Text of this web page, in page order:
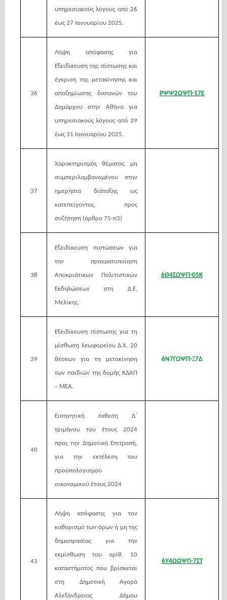
υπηρεσιακούς λόγους από 26
έως 27 Ιανουαρίου 2025.
36
Λήψη απόφασης για
Εξειδίκευση της πίστωσης και
έγκριση της μετακίνησης και
αποζημίωσης δαπανών του
Δημάρχου στην Αθήνα για
υπηρεσιακούς λόγους από 29
έως 31 Ιανουαρίου 2025.
ΡΨΨ2ΩΨΠ-17Ε
37
Χαρακτηρισμός θέματος, μη
συμπεριλαμβανομένου στην
ημερήσια διάταξης ως
κατεπείγοντος, προς
συζήτηση (άρθρο 75-π3)
38
Εξειδίκευση πιστώσεων για
την πραγματοποίηση
Αποκριάτικων Πολιτιστικών
Εκδηλώσεων στη Δ.Ε.
Μελίκης.
6Θ4ΣΩΨΠ-05Κ
39
Εξειδίκευση πίστωσης για τη
μίσθωση λεωφορείου Δ.Χ. 20
θέσεων για τη μετακίνηση
των παιδιών της δομής ΚΔΑΠ
– ΜΕΑ.
6Ν7ΓΩΨΠ-Ξ7Δ
40
Εισηγητική έκθεση Δ΄
τριμήνου του έτους 2024
προς την Δημοτική Επιτροπή,
για την εκτέλεση του
προϋπολογισμού
οικονομικού έτους 2024
41
Λήψη απόφασης για τον
καθορισμό των όρων ή μη της
δημοπρασίας για την
εκμίσθωση του αρίθ. 10
καταστήματος που βρίσκεται
στη Δημοτική Αγορά
Αλεξάνδρειας Δήμου
6Υ4ΩΩΨΠ-7ΣΤ